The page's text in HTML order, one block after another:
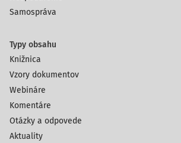
Samospráva
Typy obsahu
Knižnica
Vzory dokumentov
Webináre
Komentáre
Otázky a odpovede
Aktuality